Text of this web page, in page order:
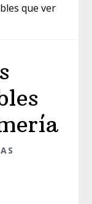
que ver